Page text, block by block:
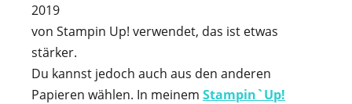
2019
von Stampin Up! verwendet, das ist etwas
stärker.
Du kannst jedoch auch aus den anderen
Papieren wählen. In meinem Stampin`Up!